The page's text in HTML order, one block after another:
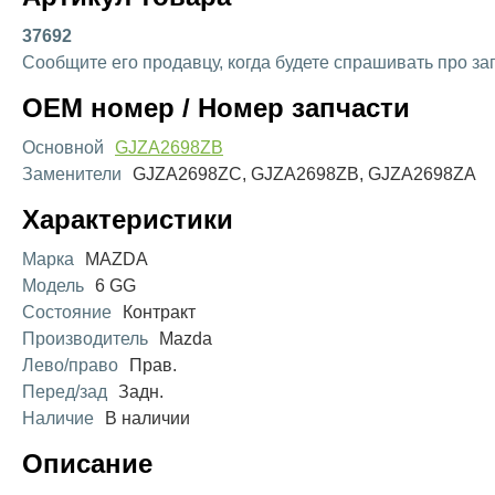
37692
Сообщите его продавцу, когда будете спрашивать про
OEM номер / Номер запчасти
Основной
GJZA2698ZB
Заменители
GJZA2698ZC, GJZA2698ZB, GJZA2698ZA
Характеристики
Марка
MAZDA
Модель 6 GG
Состояние
Контракт
Производитель
Mazda
Лево/право
Прав.
Перед/зад
Задн.
Наличие
В наличии
Описание